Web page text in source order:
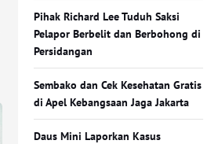
Pihak Richard Lee Tuduh Saksi
Pelapor Berbelit dan Berbohong di
Persidangan
Sembako dan Cek Kesehatan Gratis
di Apel Kebangsaan Jaga Jakarta
Daus Mini Laporkan Kasus